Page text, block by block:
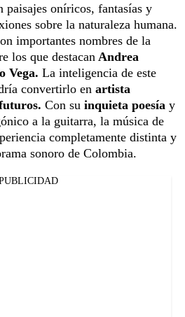
paisajes oníricos, fantasías y
sobre la naturaleza humana.
importantes nombres de la
los que destacan Andrea
Vega. La inteligencia de este
convertirlo en artista
Con su inquieta poesía y
a la guitarra, la música de
completamente distinta y
sonoro de Colombia.